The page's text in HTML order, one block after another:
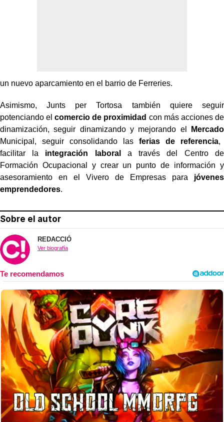
un nuevo aparcamiento en el barrio de Ferreries.
Asimismo, Junts per Tortosa también quiere seguir
potenciando elcomercio de proximidad con más acciones de
dinamización, seguir dinamizando y mejorando el
Mercado
Municipal, seguir consolidando las ferias de referencia,
facilitar la integración laboral
a través del Centro de
Formación Ocupacional y crear un punto de información y
asesoramiento en el Vivero de Empresas para jóvenes
emprendedores.
Sobre el autor
REDACCIÓ
Ver biografía